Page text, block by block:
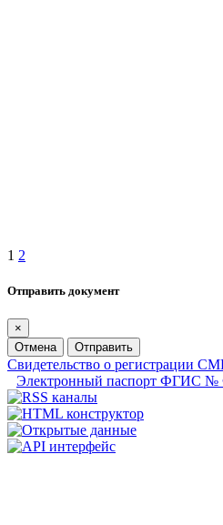
1 2
Отправить документ
×
Отмена
Отправить
Свидетельство о регистрации
Электронный паспорт ФГИС №